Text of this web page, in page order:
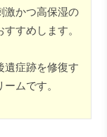
激かつ高保湿の
すすめします。
遺症跡を修復す
ムです。